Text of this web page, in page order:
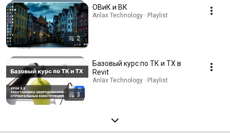
2
ОВиК и ВК
Anlax Technology · Playlist
3
Базовый курс по ТК и ТХ в
Revit
Anlax Technology · Playlist